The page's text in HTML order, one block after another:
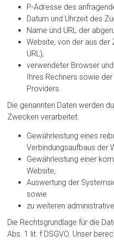
P-Adresse des
Datum und Uhrzeit des
Name und URL der
Website, von der aus
URL),
verwendeter Browser
Ihres Rechners sowie
Providers.
Die genannten Daten werden
Zwecken verarbeitet:
Gewährleistung eines
Verbindungsaufbaus der
Gewährleistung einer
Website,
Auswertung der
sowie
zu weiteren
Die Rechtsgrundlage für die
Abs. 1 lit. f DSGVO. Unser